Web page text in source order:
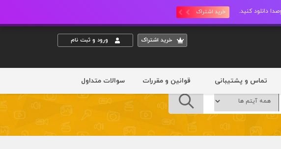
خرید اشتراک
خريد اشتراک ورود و ثبت نام
تماس و پشتیبانی قوانین و مقررات سوالات متداول